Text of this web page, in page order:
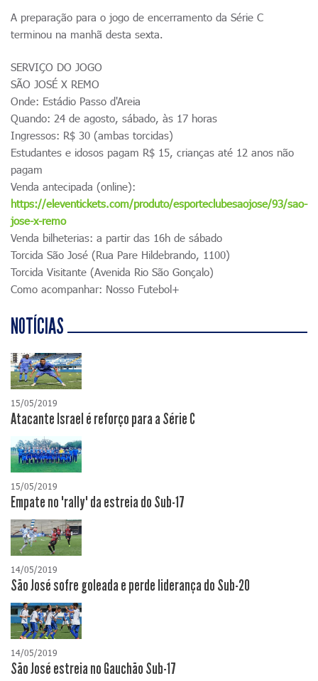
A preparação para o jogo de encerramento da Série C
terminou na manhã desta sexta.
SERVIÇO DO JOGO
SÃO JOSÉ X REMO
Onde: Estádio Passo d'Areia
Quando: 24 de agosto, sábado, às 17 horas
Ingressos: R$ 30 (ambas torcidas)
Estudantes e idosos pagam R$ 15, crianças até 12 anos não
pagam
Venda antecipada (online):
https://eleventickets.com/produto/esporteclubesaojose/93/sao-
jose-x-remo
Venda bilheterias: a partir das 16h de sábado
Torcida São José (Rua Pare Hildebrando, 1100)
Torcida Visitante (Avenida Rio São Gonçalo)
Como acompanhar: Nosso Futebol+
NOTÍCIAS
15/05/2019
Atacante Israel é reforço para a Série C
15/05/2019
Empate no "rally" da estreia do Sub-17
14/05/2019
São José sofre goleada e perde liderança do Sub-20
14/05/2019
São José estreia no Gauchão Sub-17